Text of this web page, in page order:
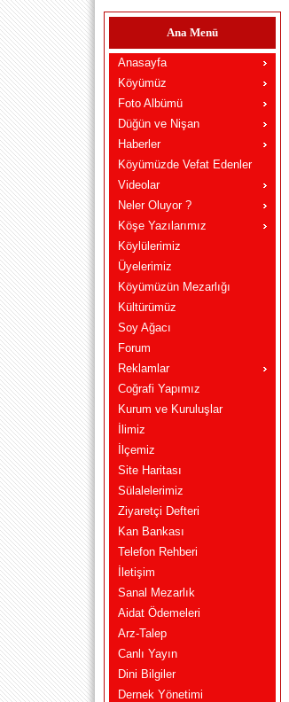
Ana Menü
Anasayfa
Köyümüz
Foto Albümü
Düğün ve Nişan
Haberler
Köyümüzde Vefat Edenler
Videolar
Neler Oluyor ?
Köşe Yazılarımız
Köylülerimiz
Üyelerimiz
Köyümüzün Mezarlığı
Kültürümüz
Soy Ağacı
Forum
Reklamlar
Coğrafi Yapımız
Kurum ve Kuruluşlar
İlimiz
İlçemiz
Site Haritası
Sülalelerimiz
Ziyaretçi Defteri
Kan Bankası
Telefon Rehberi
İletişim
Sanal Mezarlık
Aidat Ödemeleri
Arz-Talep
Canlı Yayın
Dini Bilgiler
Dernek Yönetimi